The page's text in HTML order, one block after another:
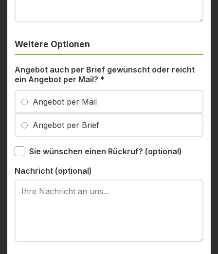
Weitere Optionen
Angebot auch per Brief gewünscht oder reicht
ein Angebot per Mail? *
Angebot per Mail
Angebot per Brief
Sie wünschen einen Rückruf? (optional)
Nachricht (optional)